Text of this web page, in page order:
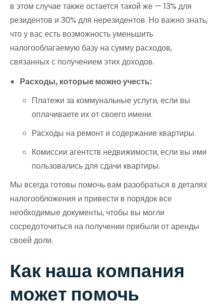
в этом случае также остается такой же — 13% для
резидентов и 30% для нерезидентов. Но важно знать,
что у вас есть возможность уменьшить
налогооблагаемую базу на сумму расходов,
связанных с получением этих доходов.
Расходы, которые можно учесть:
Платежи за коммунальные услуги, если вы
оплачиваете их от своего имени.
Расходы на ремонт и содержание квартиры.
Комиссии агентств недвижимости, если вы ими
пользовались для сдачи квартиры.
Мы всегда готовы помочь вам разобраться в деталях
налогообложения и привести в порядок все
необходимые документы, чтобы вы могли
сосредоточиться на получении прибыли от аренды
своей доли.
Как наша компания
может помочь